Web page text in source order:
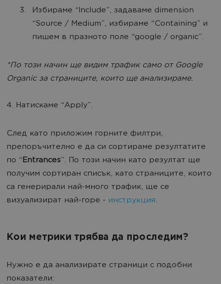
Избираме “Include”, задаваме dimension
“Source / Medium”, избираме “Containing” и
пишем в празното поле “google / organic”.
*По този начин ще видим трафик само от Google
Organic за страниците, които ще анализираме.
4. Натискаме “Apply”.
След като приложим горните филтри,
препоръчително е да си сортираме резултатите
по “Entrances”. По този начин като резултат ще
получим сортиран списък, като страниците, които
са генерирали най-много трафик, ще се
визуализират най-горе - инструкция.
Кои метрики трябва да проследим?
Нужно е да анализирате страници с подобни
показатели: